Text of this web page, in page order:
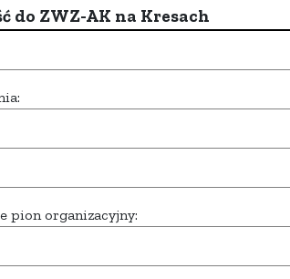
do ZWZ-AK na Kresach
pion organizacyjny: